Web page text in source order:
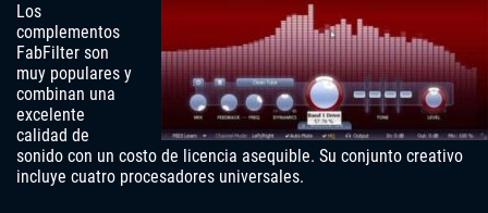
Los
complementos
FabFilter son
muy populares y
combinan una
excelente
calidad de
sonido con un costo de licencia asequible. Su conjunto creativo
incluye cuatro procesadores universales.